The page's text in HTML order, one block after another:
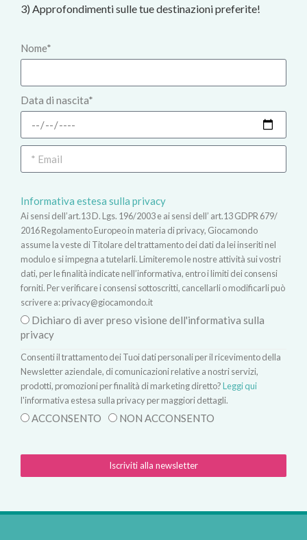
3) Approfondimenti sulle tue destinazioni preferite!
Nome*
Data di nascita*
Informativa estesa sulla privacy
Ai sensi dell’art.13 D. Lgs. 196/2003 e ai sensi dell’ art.13 GDPR 679/
2016 Regolamento Europeo in materia di privacy, Giocamondo
assume la veste di Titolare del trattamento dei dati da lei inseriti nel
modulo e si impegna a tutelarli. Limiteremo le nostre attività sui vostri
dati, per le finalità indicate nell’informativa, entro i limiti dei consensi
forniti. Per verificare i consensi sottoscritti, cancellarli o modificarli può
scrivere a:privacy@giocamondo.it
Dichiaro di aver preso visione dell'informativa sulla
privacy
Consenti il trattamento dei Tuoi dati personali per il ricevimento della
Newsletter aziendale, di comunicazioni relative a nostri servizi,
prodotti, promozioni per finalità di marketing diretto?Leggi qui
l'informativa estesa sulla privacy per maggiori dettagli.
ACCONSENTO NON ACCONSENTO
Iscriviti alla newsletter